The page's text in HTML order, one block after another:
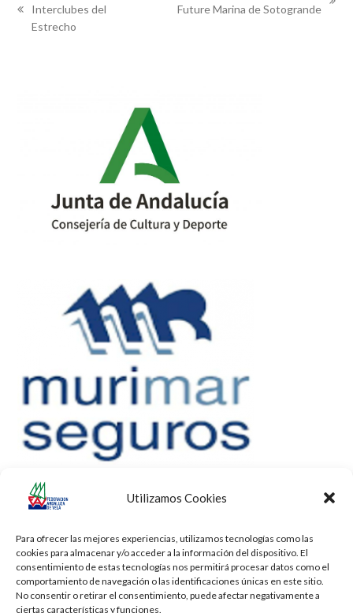
Utilizamos Cookies
Para ofrecer las mejores experiencias, utilizamos tecnologías como las
cookies para almacenar y/o acceder a la información del dispositivo. El
consentimiento de estas tecnologías nos permitirá procesar datos como el
comportamiento de navegación o las identificaciones únicas en este sitio.
No consentir o retirar el consentimiento, puede afectar negativamente a
ciertas características y funciones.
previous
post:
Interclubes del
Estrecho
nextFuture Marina de Sotogrande